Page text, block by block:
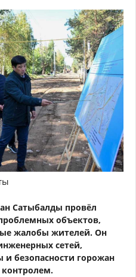
Сатыбалды провёл
объектов,
жалобы жителей. Он
сетей,
безопасности горожан
контролем.